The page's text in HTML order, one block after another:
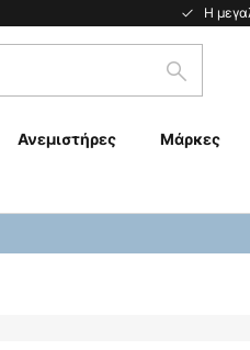
Η
Ανεμιστήρες Μάρκες